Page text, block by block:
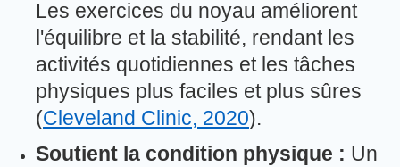
Les exercices du noyau améliorent
l'équilibre et la stabilité, rendant les
activités quotidiennes et les tâches
physiques plus faciles et plus sûres
(Cleveland Clinic, 2020).
Soutient la condition physique : Un